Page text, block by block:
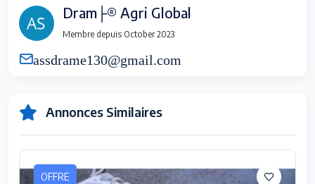
Dram├® Agri Global
Membre depuis October 2023
assdrame130@gmail.com
Annonces Similaires
OFFRE